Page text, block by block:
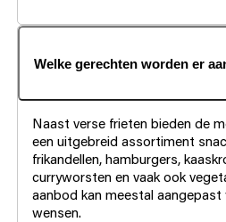
Welke gerechten worden er
Naast verse frieten bieden de
een uitgebreid assortiment
frikandellen, hamburgers,
curryworsten en vaak ook
aanbod kan meestal
wensen.